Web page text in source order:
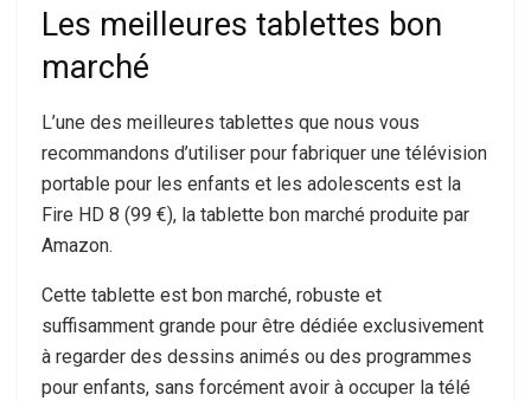
Les meilleures tablettes bon
marché
L’une des meilleures tablettes que nous vous
recommandons d’utiliser pour fabriquer une télévision
portable pour les enfants et les adolescents est la
Fire HD 8 (99 €), la tablette bon marché produite par
Amazon.
Cette tablette est bon marché, robuste et
suffisamment grande pour être dédiée exclusivement
à regarder des dessins animés ou des programmes
pour enfants, sans forcément avoir à occuper la télé